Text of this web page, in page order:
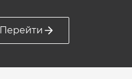
Перейти